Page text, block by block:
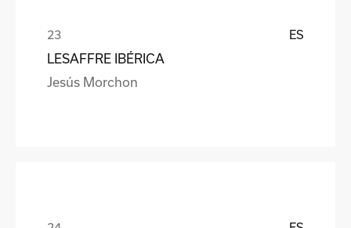
ES
LESAFFRE IBÉRICA
Jesús Morchon